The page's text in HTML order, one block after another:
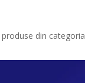
din categoria